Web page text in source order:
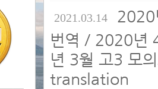
2021.03.14 2020
번역 / 2020년
년 3월 고3 모
translation